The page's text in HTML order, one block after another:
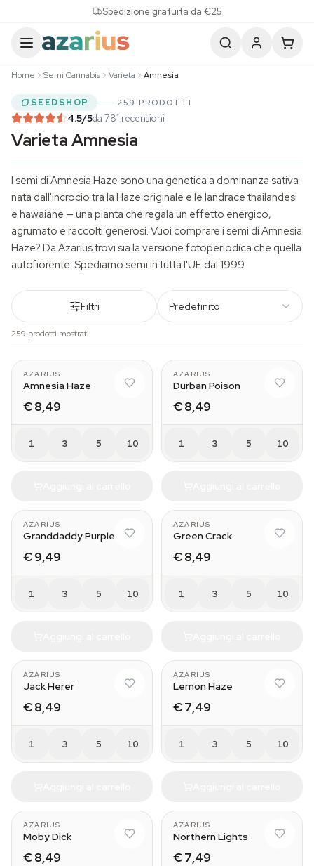
Spedizione gratuita da €25
Home Semi Cannabis Varieta Amnesia
SEEDSHOP 259 PRODOTTI
4.5/5da 781 recensioni
Varieta Amnesia
I semi di Amnesia Haze sono una genetica a dominanza sativa
nata dall'incrocio tra la Haze originale e le landrace thailandesi
e hawaiane — una pianta che regala un effetto energico,
agrumato e raccolti generosi. Vuoi comprare i semi di Amnesia
Haze? Da Azarius trovi sia la versione fotoperiodica che quella
autofiorente. Spediamo semi in tutta l'UE dal 1999.
Filtri Predefinito
259 prodotti mostrati
AZARIUS
Amnesia Haze
€ 8,49
1 3 5 10
AZARIUS
Durban Poison
€ 8,49
1 3 5 10
AZARIUS
Granddaddy Purple
€ 9,49
1 3 5 10
AZARIUS
Green Crack
€ 8,49
1 3 5 10
AZARIUS
Jack Herer
€ 8,49
1 3 5 10
AZARIUS
Lemon Haze
€ 7,49
1 3 5 10
AZARIUS
Moby Dick
€ 8,49
AZARIUS
Northern Lights
€ 7,49